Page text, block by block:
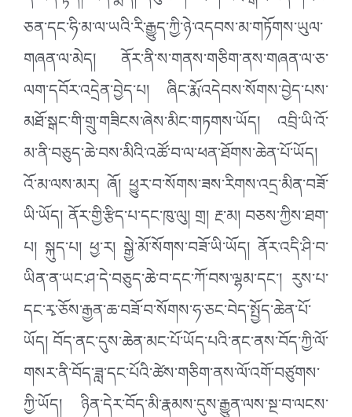
ཅན་དང་ཧི་མ་ལ་ཡའི་རི་རྒྱུད་ཀྱི་ཉེ་འདབས་མ་གཏོགས་ཡུལ་
གཞན་ལ་མེད། ནོར་ནི་ས་གནས་གཅིག་ནས་གཞན་ལ་ཅ་
ལག་དབོར་འདྲེན་བྱེད་པ། ཞིང་རྨོ་འདེབས་སོགས་བྱེད་པས་
མཐོ་སྒང་གི་གྲུ་གཟིངས་ཞེས་མིང་གཏགས་ཡོད། འབྲི་ཡི་འོ་
མ་ནི་བཅུད་ཆེ་བས་མིའི་འཚོ་བ་ལ་ཕན་ཐོགས་ཆེན་པོ་ཡོད།
འོ་མ་ལས་མར། ཞོ། ཕྱུར་བ་སོགས་ཟས་རིགས་འདྲ་མིན་བཟོ་
ཡི་ཡོད། ནོར་གྱི་རྩིད་པ་དང་ཁུ་ལུ། གྲ། རྔ་མ། བཅས་ཀྱིས་ཐག་
པ། སྐུད་པ། ཕྱ་ར། སྒྱེ་མོ་སོགས་བཟོ་ཡི་ཡོད། ནོར་འདི་ཤི་བ་
ཡིན་ན་ཡང་ཤ་དེ་བཅུད་ཆེ་བ་དང་ཀོ་བས་ལྷམ་དང་། རུས་པ་
དང་རྭ་ཅོས་རྒྱན་ཆ་བཟོ་བ་སོགས་ཧ་ཅང་བེད་སྤྱོད་ཆེན་པོ་
ཡོད། བོད་ནང་དུས་ཆེན་མང་པོ་ཡོད་པའི་ནང་ནས་བོད་ཀྱི་ལོ་
གསར་ནི་བོད་ཟླ་དང་པོའི་ཚེས་གཅིག་ནས་ལོ་འགོ་བཙུགས་